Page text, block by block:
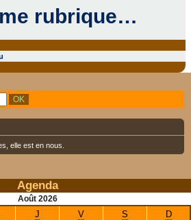
rubrique…
elle est en nous.
Agenda
Août 2026
J V S D